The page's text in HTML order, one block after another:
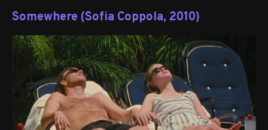
Somewhere (Sofia Coppola, 2010)